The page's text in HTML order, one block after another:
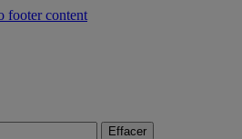
footer content
Effacer